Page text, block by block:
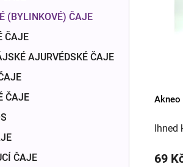
(BYLINKOVÉ) ČAJE
ČAJE
AJURVÉDSKÉ ČAJE
ČAJE
ČAJE
k
ů
o
d
u
k
t
Akneo
69